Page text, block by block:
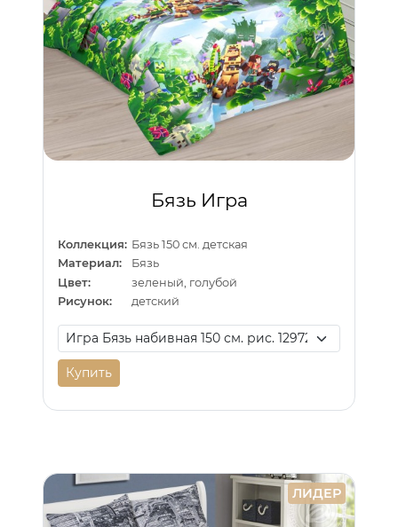
Бязь Игра
Коллекция: Бязь 150 см. детская
Материал:
Бязь
Цвет:
зеленый, голубой
Рисунок:
детский
Купить
ЛИДЕР